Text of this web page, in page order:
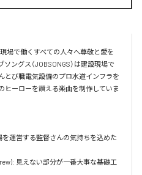
場で働くすべての人々へ尊敬と愛を
ングス（JOBSONGS）は建設現場で
とび職電気設備のプロ水道インフラを
ヒーローを讃える楽曲を制作していま
運営する監督さんの気持ちを込めた
見えない部分が一番大事な基礎工